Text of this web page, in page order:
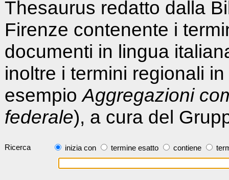
Thesaurus redatto dalla
Firenze contenente i
documenti in lingua
inoltre i termini regionali
esempioAggregazioni
federale), a cura del
Ricerca inizia con termine esatto contiene